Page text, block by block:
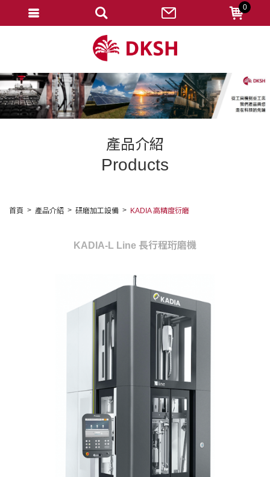
產品介紹
Products
首頁 產品介紹 研磨加工設備 KADIA 高精度衍磨
KADIA-L Line 長行程珩磨機
0
忘記密碼
變更密碼
修改個人資料